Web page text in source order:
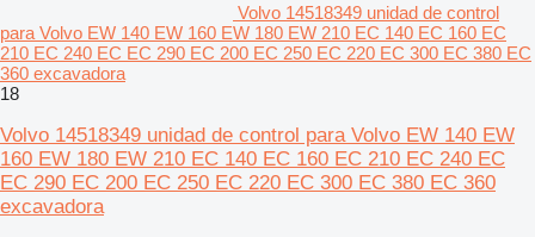
Volvo 14518349 unidad de control
para Volvo EW 140 EW 160 EW 180 EW 210 EC 140 EC 160 EC
210 EC 240 EC EC 290 EC 200 EC 250 EC 220 EC 300 EC 380 EC
360 excavadora
18
Volvo 14518349 unidad de control para Volvo EW 140 EW
160 EW 180 EW 210 EC 140 EC 160 EC 210 EC 240 EC
EC 290 EC 200 EC 250 EC 220 EC 300 EC 380 EC 360
excavadora